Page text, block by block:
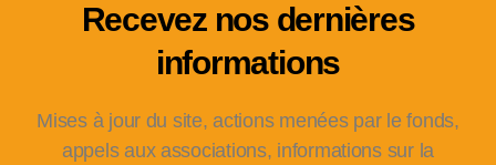
Recevez nos dernières
informations
Mises à jour du site, actions menées par le fonds,
appels aux associations, informations sur la